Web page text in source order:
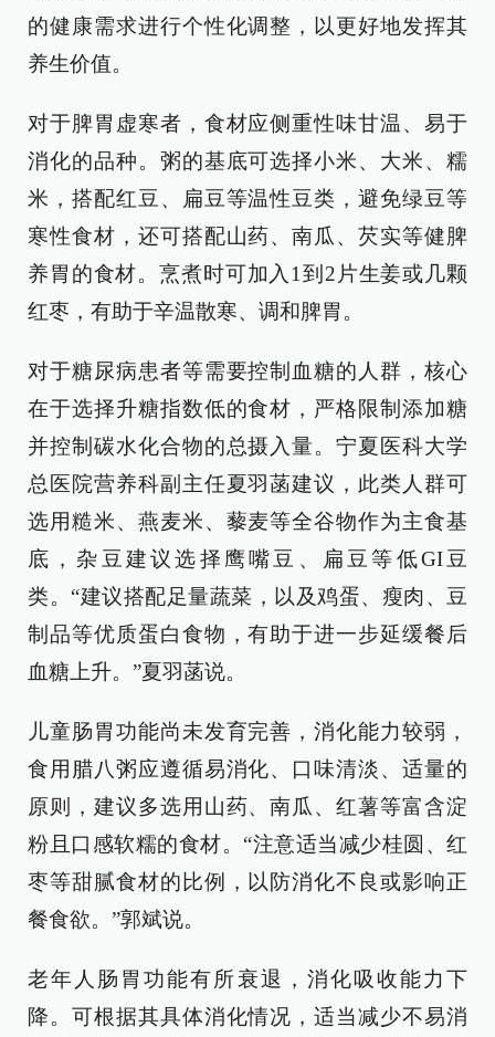
的健康需求进行个性化调整，以更好地发挥其
养生价值。
对于脾胃虚寒者，食材应侧重性味甘温、易于
消化的品种。粥的基底可选择小米、大米、糯
米，搭配红豆、扁豆等温性豆类，避免绿豆等
寒性食材，还可搭配山药、南瓜、芡实等健脾
养胃的食材。烹煮时可加入1到2片生姜或几颗
红枣，有助于辛温散寒、调和脾胃。
对于糖尿病患者等需要控制血糖的人群，核心
在于选择升糖指数低的食材，严格限制添加糖
并控制碳水化合物的总摄入量。宁夏医科大学
总医院营养科副主任夏羽菡建议，此类人群可
选用糙米、燕麦米、藜麦等全谷物作为主食基
底，杂豆建议选择鹰嘴豆、扁豆等低GI豆
类。“建议搭配足量蔬菜，以及鸡蛋、瘦肉、豆
制品等优质蛋白食物，有助于进一步延缓餐后
血糖上升。”夏羽菡说。
儿童肠胃功能尚未发育完善，消化能力较弱，
食用腊八粥应遵循易消化、口味清淡、适量的
原则，建议多选用山药、南瓜、红薯等富含淀
粉且口感软糯的食材。“注意适当减少桂圆、红
枣等甜腻食材的比例，以防消化不良或影响正
餐食欲。”郭斌说。
老年人肠胃功能有所衰退，消化吸收能力下
降。可根据其具体消化情况，适当减少不易消